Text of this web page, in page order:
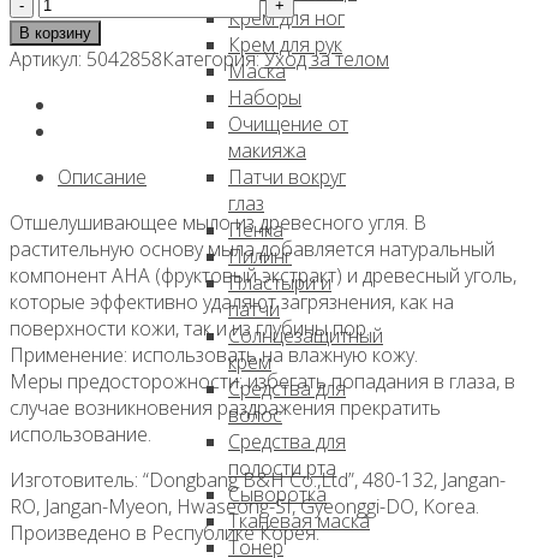
Крем для ног
Крем для рук
Маска
Наборы
Очищение от
макияжа
Патчи вокруг
глаз
Пенка
Пилинг
Пластыри и
патчи
Солнцезащитный
крем
Средства для
волос
Средства для
полости рта
Сыворотка
Тканевая маска
Тонер
товара
Отшелушивающее
с
древесным
100г,
DongBang
В корзину
Артикул: 5042858Категория:Уход за телом
Описание
Отшелушивающее мыло из древесного угля. В
растительную основу мыла добавляется натуральный
компонент AHA (фруктовый экстракт) и древесный уголь,
которые эффективно удаляют загрязнения, как на
поверхности кожи, так и из глубины пор.
Применение: использовать на влажную кожу.
Меры предосторожности: избегать попадания в глаза, в
случае возникновения раздражения прекратить
использование.
Изготовитель: “Dongbang B&H Co.,Ltd”, 480-132, Jangan-
RO, Jangan-Myeon, Hwaseong-SI, Gyeonggi-DO, Korea.
Произведено в Республике Корея.